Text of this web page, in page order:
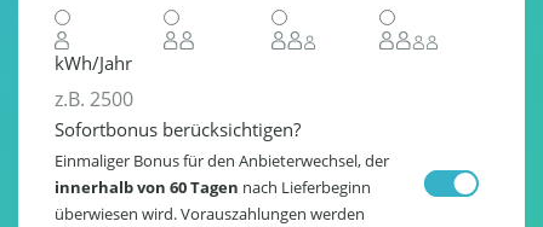
kWh/Jahr
Sofortbonus berücksichtigen?
Einmaliger Bonus für den Anbieterwechsel, der
innerhalb von 60 Tagen nach Lieferbeginn
überwiesen wird. Vorauszahlungen werden